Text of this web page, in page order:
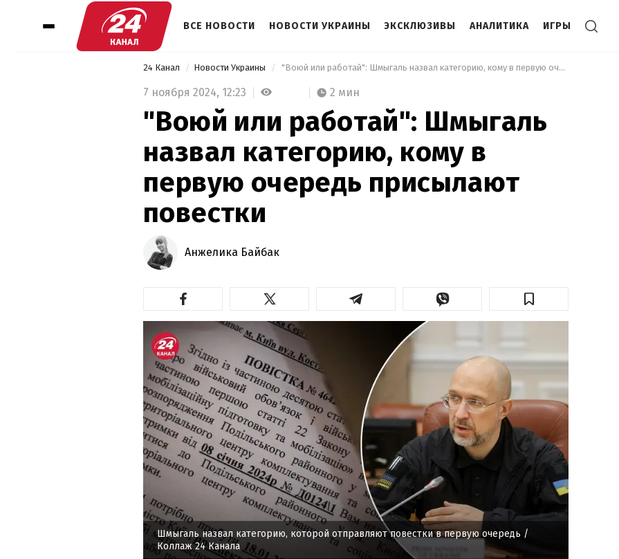
ВСЕ НОВОСТИ НОВОСТИ УКРАИНЫ ЭКСКЛЮЗИВЫ АНАЛИТИКА ИГРЫ
24 Канал Новости Украины "Воюй или работай": Шмыгаль назвал категорию, кому в первую очередь присылают повестки
7 ноября 2024, 12:23 2 мин
"Воюй или работай": Шмыгаль
назвал категорию, кому в
первую очередь присылают
повестки
Анжелика Байбак
Шмыгаль назвал категорию, которой отправляют повестки в первую очередь /
Коллаж 24 Канала